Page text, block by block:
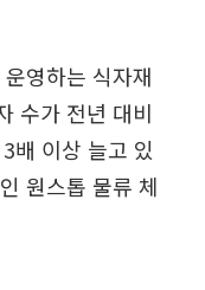
영하는 식자재
수가 전년 대비
배 이상 늘고 있
원스톱 물류 체